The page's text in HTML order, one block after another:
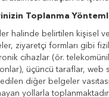
Toplanma
halinde belirtilen kişisel
ziyaretçi formları gibi
cihazlar (ör.
üçüncü taraflar, web
diğer belgeler
yollarla toplanmaktadır.